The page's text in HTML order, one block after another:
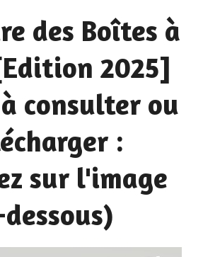
des Boîtes à
2025]
à consulter ou
:
sur l'image